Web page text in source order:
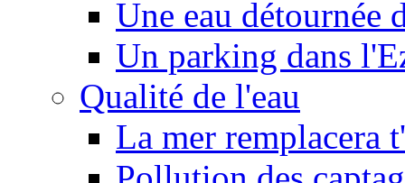
Une eau détournée
Un parking dans
Qualité de l'eau
La mer remplacera